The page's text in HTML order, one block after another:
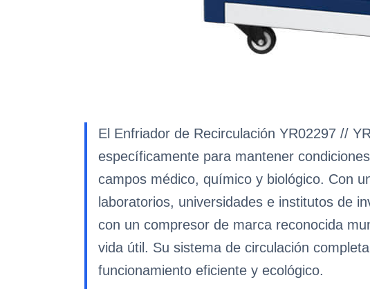
El Enfriador de Recirculación YR02297 //
específicamente para mantener
campos médico, químico y biológico. Con
laboratorios, universidades e institutos de
con un compresor de marca reconocida
vida útil. Su sistema de circulación
funcionamiento eficiente y ecológico.